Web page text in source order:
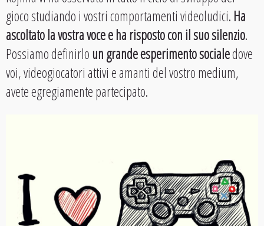
gioco studiando i vostri comportamenti videoludici.Ha
ascoltato la vostra voce e ha risposto con il suo silenzio.
Possiamo definirloun grande esperimento socialedove
voi, videogiocatori attivi e amanti del vostro medium,
avete egregiamente partecipato.